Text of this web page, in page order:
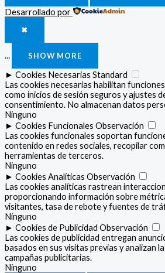
Desarrollado por
✖
... SHOW MORE
► Cookies Necesarias Standard
Las cookies necesarias habilitan
como inicios de sesión seguros y ajustes
consentimiento. No almacenan datos
Ninguno
► Cookies Funcionales Observación
Las cookies funcionales soportan
contenido en redes sociales, recopilar
herramientas de terceros.
Ninguno
► Cookies Analíticas Observación
Las cookies analíticas rastrean
proporcionando información sobre
visitantes, tasa de rebote y fuentes de
Ninguno
► Cookies de Publicidad Observación
Las cookies de publicidad entregan
basados en sus visitas previas y analizan
campañas publicitarias.
Ninguno